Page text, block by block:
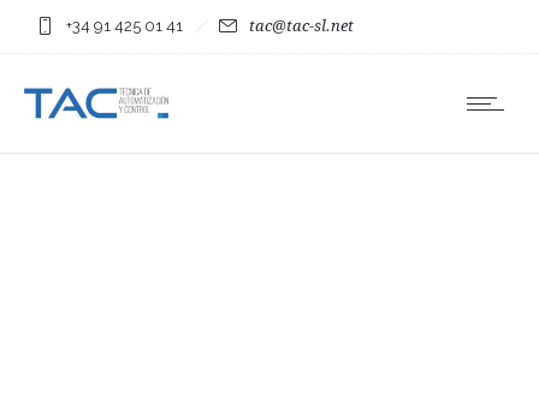
+34 91 425 01 41 tac@tac-sl.net